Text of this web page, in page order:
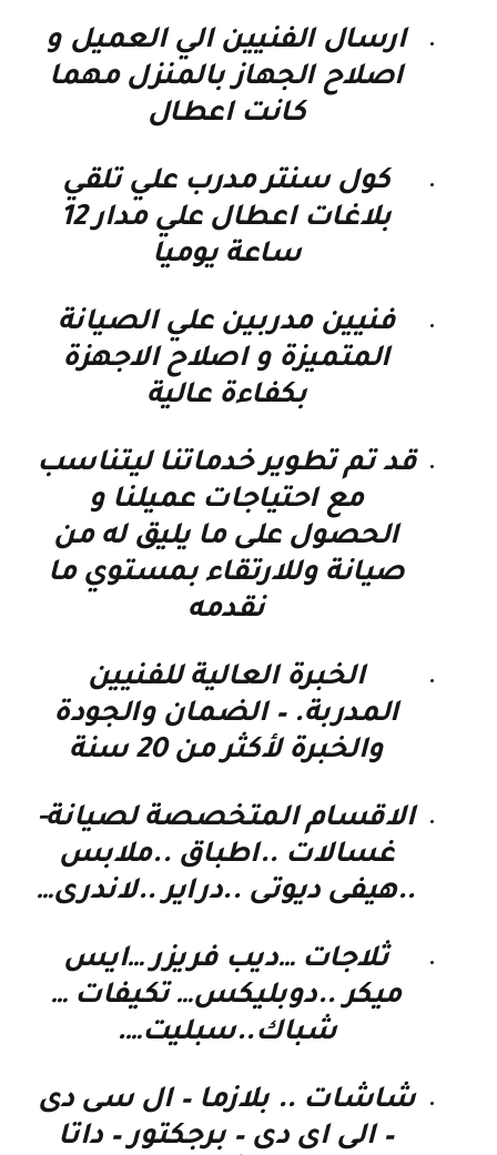
ارسال الفنيين الي العميل و
اصلاح الجهاز بالمنزل مهما
كانت اعطال
كول سنتر مدرب علي تلقي
بلاغات اعطال علي مدار 12
ساعة يوميا
فنيين مدربين علي الصيانة
المتميزة و اصلاح الاجهزة
بكفاءة عالية
قد تم تطوير خدماتنا ليتناسب
مع احتياجات عميلنا و
الحصول على ما يليق له من
صيانة وللارتقاء بمستوي ما
نقدمه
الخبرة العالية للفنيين
المدربة. – الضمان والجودة
والخبرة لأكثر من 20 سنة
الاقسام المتخصصة لصيانة-
غسالات ..اطباق ..ملابس
..هيفى ديوتى ..دراير ..لاندرى…
ثلاجات …ديب فريزر …ايس
ميكر ..دوبليكس… تكيفات …
شباك..سبليت….
شاشات .. بلازما – ال سى دى
– الى اى دى – برجكتور – داتا